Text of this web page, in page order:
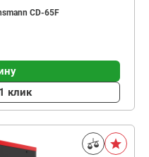
CD-65F
клик